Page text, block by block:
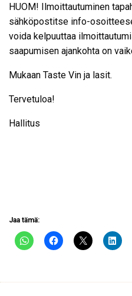
HUOM! Ilmoittautuminen
sähköpostitse info-
voida kelpuuttaa
saapumisen ajankohta on
Mukaan Taste Vin ja lasit.
Tervetuloa!
Hallitus
Jaa tämä: